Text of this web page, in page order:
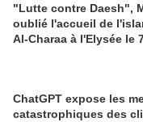
"Lutte contre Daesh",
oublié l'accueil de
Al-Charaa à l'Elysée le
ChatGPT expose les
catastrophiques des